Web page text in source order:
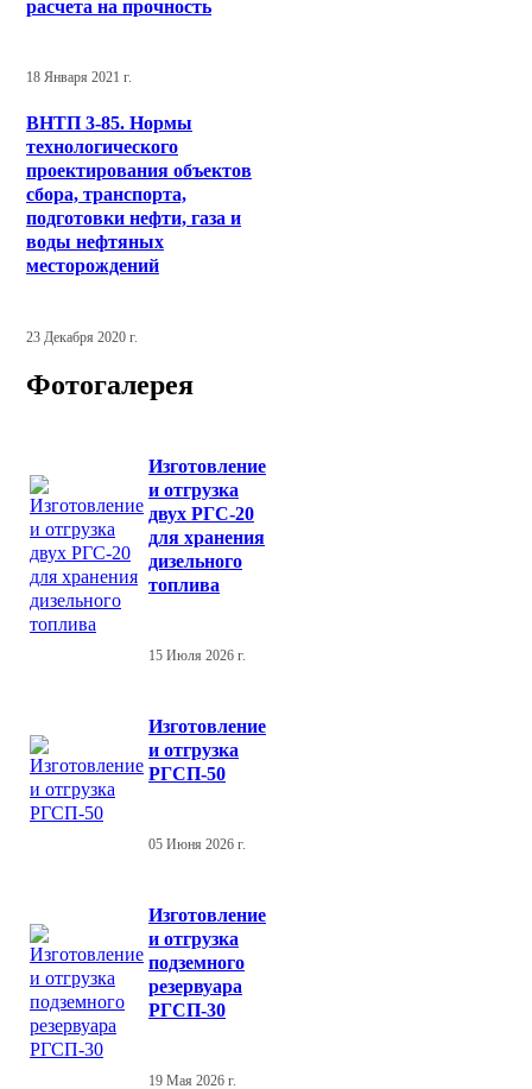
расчета на прочность
18 Января 2021 г.
ВНТП 3-85. Нормы
технологического
проектирования объектов
сбора, транспорта,
подготовки нефти, газа и
воды нефтяных
месторождений
23 Декабря 2020 г.
Фотогалерея
Изготовление
и отгрузка
двух РГС-20
для хранения
дизельного
топлива
15 Июля 2026 г.
Изготовление
и отгрузка
РГСП-50
05 Июня 2026 г.
Изготовление
и отгрузка
подземного
резервуара
РГСП-30
19 Мая 2026 г.